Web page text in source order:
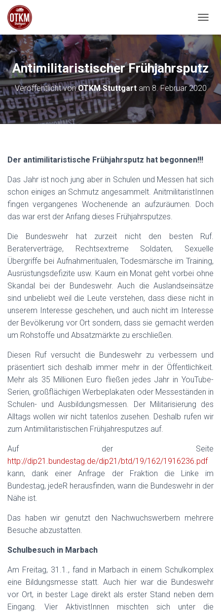
Antimilitaristischer Frühjahrsputz
Veröffentlicht vonOTKM Stuttgartam 8. Februar 2020
Der antimilitaristische Frühjahrsputz hat begonnen!!!
Das Jahr ist noch jung aber in Schulen und Messen hat sich
schon einiges an Schmutz angesammelt. AnitmilitaristInnen
fingen vergangenes Wochenende an aufzuräumen. Doch
das war erst der Anfang dieses Frühjahrsputzes.
Die Bundeswehr hat zurzeit nicht den besten Ruf.
Beraterverträge, Rechtsextreme Soldaten, Sexuelle
Übergriffe bei Aufnahmeritualen, Todesmärsche im Training,
Ausrüstungsdefizite usw. Kaum ein Monat geht vorbei ohne
Skandal bei der Bundeswehr. Auch die Auslandseinsätze
sind unbeliebt weil die Leute verstehen, dass diese nicht in
unserem Interesse geschehen, und auch nicht im Interesse
der Bevölkerung vor Ort sondern, dass sie gemacht werden
um Rohstoffe und Absatzmärkte zu erschließen.
Diesen Ruf versucht die Bundeswehr zu verbessern und
präsentiert sich deshalb immer mehr in der Öffentlichkeit.
Mehr als 35 Millionen Euro fließen jedes Jahr in YouTube-
Serien, großflächigen Werbeplakaten oder Messeständen in
Schulen- und Ausbildungsmessen. Der Militarisierung des
Alltags wollen wir nicht tatenlos zusehen. Deshalb rufen wir
zum Antimilitaristischen Frühjahresputzes auf.
Auf der Seite
http://dip21.bundestag.de/dip21/btd/19/162/1916236.pdf
kann, dank einer Anfrage der Fraktion die Linke im
Bundestag, jedeR herausfinden, wann die Bundeswehr in der
Nähe ist.
Das haben wir genutzt den Nachwuchswerbern mehrere
Besuche abzustatten.
Schulbesuch in Marbach
Am Freitag, 31.1., fand in Marbach in einem Schulkomplex
eine Bildungsmesse statt. Auch hier war die Bundeswehr
vor Ort, in bester Lage direkt als erster Stand neben dem
Eingang. Vier AktivistInnen mischten sich unter die